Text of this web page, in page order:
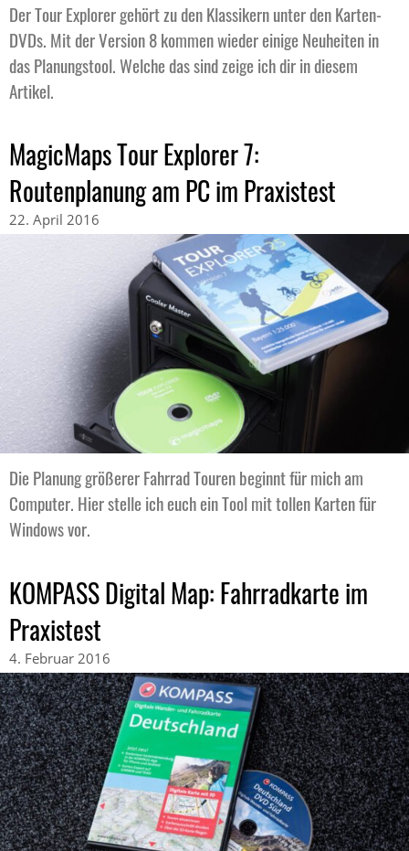
Der Tour Explorer gehört zu den Klassikern unter den Karten-
DVDs. Mit der Version 8 kommen wieder einige Neuheiten in
das Planungstool. Welche das sind zeige ich dir in diesem
Artikel.
MagicMaps Tour Explorer 7:
Routenplanung am PC im Praxistest
22. April 2016
Die Planung größerer Fahrrad Touren beginnt für mich am
Computer. Hier stelle ich euch ein Tool mit tollen Karten für
Windows vor.
KOMPASS Digital Map: Fahrradkarte im
Praxistest
4. Februar 2016